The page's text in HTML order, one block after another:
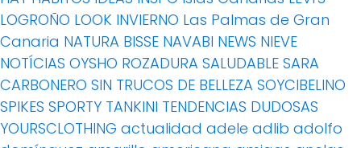
LOGROÑO LOOK INVIERNO Las Palmas de Gran
Canaria NATURA BISSE NAVABI NEWS NIEVE
NOTÍCIAS OYSHO ROZADURA SALUDABLE SARA
CARBONERO SIN TRUCOS DE BELLEZA SOYCIBELINO
SPIKES SPORTY TANKINI TENDENCIAS DUDOSAS
YOURSCLOTHING actualidad adele adlib adolfo